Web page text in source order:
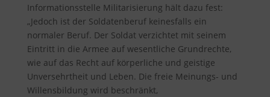
Informationsstelle Militarisierung hält dazu fest:
„Jedoch ist der Soldatenberuf keinesfalls ein
normaler Beruf. Der Soldat verzichtet mit seinem
Eintritt in die Armee auf wesentliche Grundrechte,
wie auf das Recht auf körperliche und geistige
Unversehrtheit und Leben. Die freie Meinungs- und
Willensbildung wird beschränkt,